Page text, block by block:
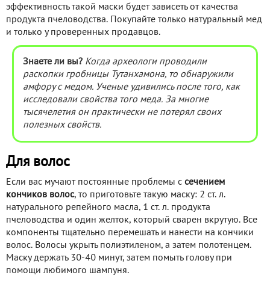
эффективность такой маски будет зависеть от качества
продукта пчеловодства. Покупайте только натуральный мед
и только у проверенных продавцов.
Знаете ли вы? Когда археологи проводили
раскопки гробницы Тутанхамона, то обнаружили
амфору с медом. Ученые удивились после того, как
исследовали свойства того меда. За многие
тысячелетия он практически не потерял своих
полезных свойств.
Для волос
Если вас мучают постоянные проблемы с сечением
кончиков волос, то приготовьте такую маску: 2 ст. л.
натурального репейного масла, 1 ст. л. продукта
пчеловодства и один желток, который сварен вкрутую. Все
компоненты тщательно перемешать и нанести на кончики
волос. Волосы укрыть полиэтиленом, а затем полотенцем.
Маску держать 30-40 минут, затем помыть голову при
помощи любимого шампуня.